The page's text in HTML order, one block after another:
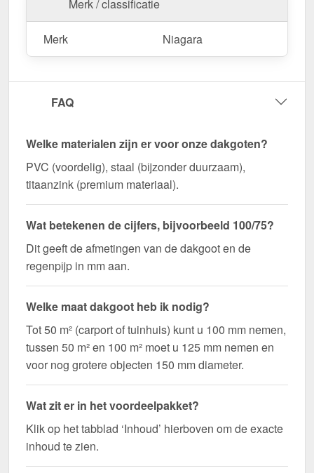
Merk / classificatie
Merk Niagara
FAQ
Welke materialen zijn er voor onze dakgoten?
PVC (voordelig), staal (bijzonder duurzaam),
titaanzink (premium materiaal).
Wat betekenen de cijfers, bijvoorbeeld 100/75?
Dit geeft de afmetingen van de dakgoot en de
regenpijp in mm aan.
Welke maat dakgoot heb ik nodig?
Tot 50 m² (carport of tuinhuis) kunt u 100 mm nemen,
tussen 50 m² en 100 m² moet u 125 mm nemen en
voor nog grotere objecten 150 mm diameter.
Wat zit er in het voordeelpakket?
Klik op het tabblad ‘Inhoud’ hierboven om de exacte
inhoud te zien.